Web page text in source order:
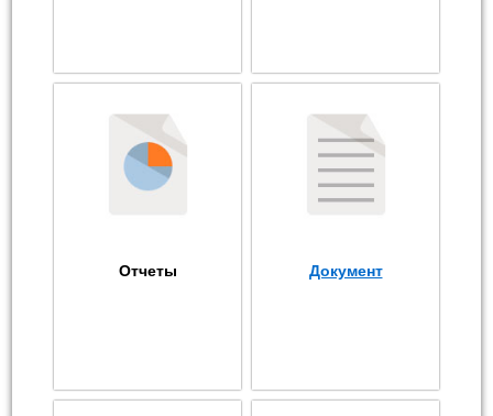
Отчеты Документ